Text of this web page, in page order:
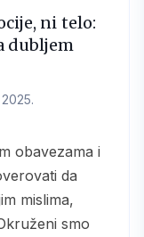
ni telo:
dubljem
da
mislima,
smo